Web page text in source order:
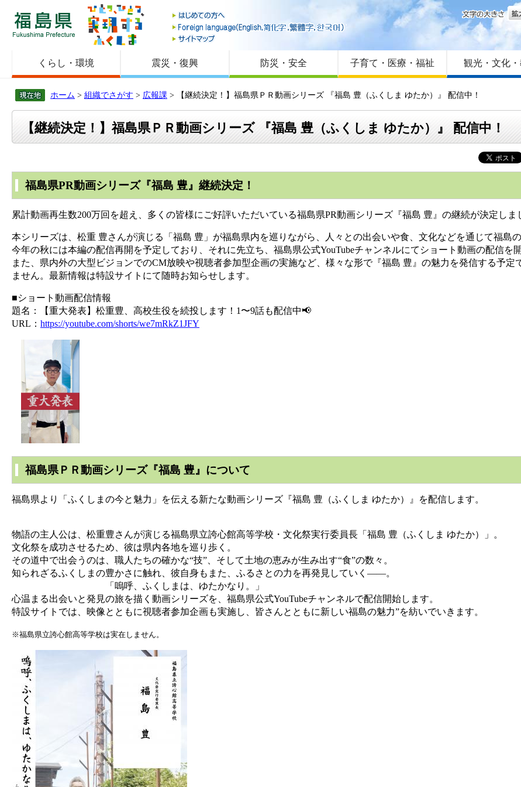
福島県
はじめての方へ
Foreign language
サイトマップ
文
くらし・環境 震災・復興 防災・安全 子育て・医療・福祉 観光・文化
ホーム > 組織でさがす > 広報課 > 【継続決定！】福島県ＰＲ動画シリーズ 『福島 豊（ふくしま ゆたか）』 配信中！
【継続決定！】福島県ＰＲ動画シリーズ 『福島 豊（ふくしま ゆたか）』 配信中！
福島県PR動画シリーズ『福島 豊』継続決定！
累計動画再生数200万回を超え、多くの皆様にご好評いただいている福島県PR動画シリーズ『福島 豊』の継続が決定しま
本シリーズは、松重 豊さんが演じる「福島 豊」が福島県内を巡りながら、人々との出会いや食、文化などを通じて福島
今年の秋には本編の配信再開を予定しており、それに先立ち、福島県公式YouTubeチャンネルにてショート動画の配信を
また、県内外の大型ビジョンでのCM放映や視聴者参加型企画の実施など、様々な形で『福島 豊』の魅力を発信する予
ません。最新情報は特設サイトにて随時お知らせします。
■ショート動画配信情報
題名：【重大発表】松重豊、高校生役を続投します！1〜9話も配信中📢
URL： https://youtube.com/shorts/we7mRkZ1JFY
福島県ＰＲ動画シリーズ『福島 豊』について
福島県より「ふくしまの今と魅力」を伝える新たな動画シリーズ『福島 豊（ふくしま ゆたか）』を配信します。
物語の主人公は、松重豊さんが演じる福島県立誇心館高等学校・文化祭実行委員長「福島 豊（ふくしま ゆたか）」。
文化祭を成功させるため、彼は県内各地を巡り歩く。
その道中で出会うのは、職人たちの確かな“技”、そして土地の恵みが生み出す“食”の数々。
知られざるふくしまの豊かさに触れ、彼自身もまた、ふるさとの力を再発見していく――。
「嗚呼、ふくしまは、ゆたかなり。」
心温まる出会いと発見の旅を描く動画シリーズを、福島県公式YouTubeチャンネルで配信開始します。
特設サイトでは、映像とともに視聴者参加企画も実施し、皆さんとともに新しい福島の魅力”を紡いでいきます。
※福島県立誇心館高等学校は実在しません。